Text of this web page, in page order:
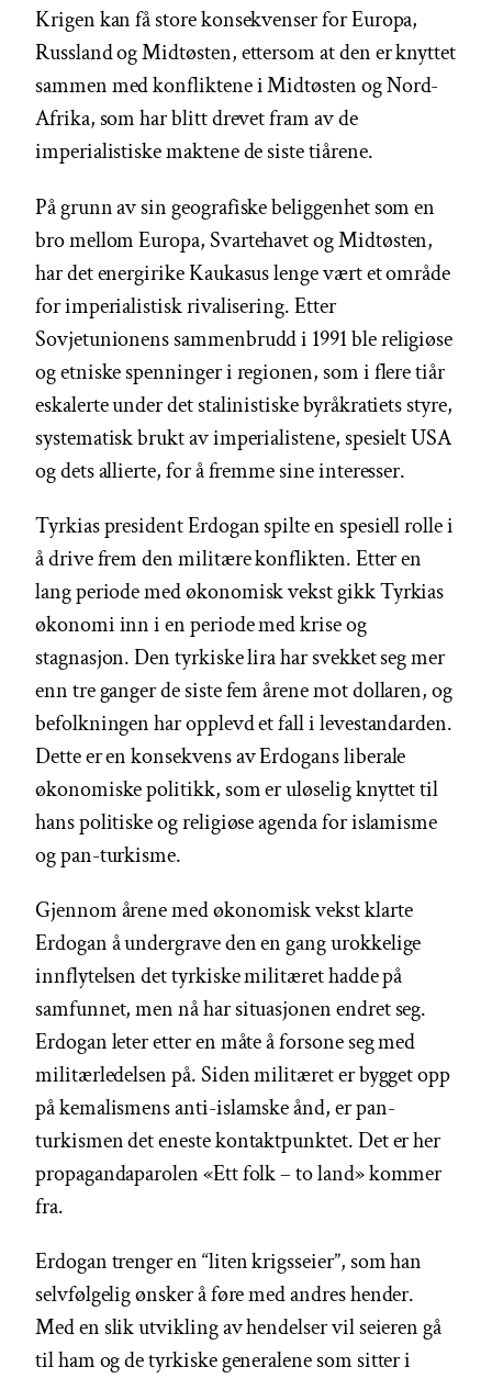
Krigen kan få store konsekvenser for Europa,
Russland og Midtøsten, ettersom at den er knyttet
sammen med konfliktene i Midtøsten og Nord-
Afrika, som har blitt drevet fram av de
imperialistiske maktene de siste tiårene.
På grunn av sin geografiske beliggenhet som en
bro mellom Europa, Svartehavet og Midtøsten,
har det energirike Kaukasus lenge vært et område
for imperialistisk rivalisering. Etter
Sovjetunionens sammenbrudd i 1991 ble religiøse
og etniske spenninger i regionen, som i flere tiår
eskalerte under det stalinistiske byråkratiets styre,
systematisk brukt av imperialistene, spesielt USA
og dets allierte, for å fremme sine interesser.
Tyrkias president Erdogan spilte en spesiell rolle i
å drive frem den militære konflikten. Etter en
lang periode med økonomisk vekst gikk Tyrkias
økonomi inn i en periode med krise og
stagnasjon. Den tyrkiske lira har svekket seg mer
enn tre ganger de siste fem årene mot dollaren, og
befolkningen har opplevd et fall i levestandarden.
Dette er en konsekvens av Erdogans liberale
økonomiske politikk, som er uløselig knyttet til
hans politiske og religiøse agenda for islamisme
og pan-turkisme.
Gjennom årene med økonomisk vekst klarte
Erdogan å undergrave den en gang urokkelige
innflytelsen det tyrkiske militæret hadde på
samfunnet, men nå har situasjonen endret seg.
Erdogan leter etter en måte å forsone seg med
militærledelsen på. Siden militæret er bygget opp
på kemalismens anti-islamske ånd, er pan-
turkismen det eneste kontaktpunktet. Det er her
propagandaparolen «Ett folk – to land» kommer
fra.
Erdogan trenger en “liten krigsseier”, som han
selvfølgelig ønsker å føre med andres hender.
Med en slik utvikling av hendelser vil seieren gå
til ham og de tyrkiske generalene som sitter i